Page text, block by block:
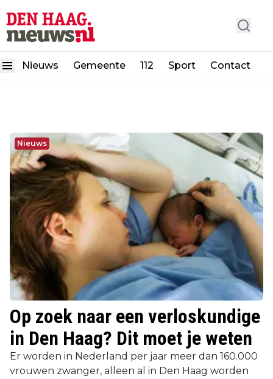
Nieuws Gemeente 112 Sport Contact
Nieuws
Op zoek naar een verloskundige
in Den Haag? Dit moet je weten
Er worden in Nederland per jaar meer dan 160.000
vrouwen zwanger, alleen al in Den Haag worden